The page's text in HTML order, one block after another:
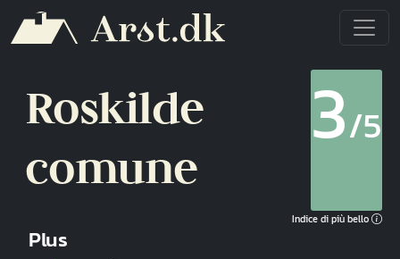
Roskilde
comune
3/5
Indice di più bello
Plus